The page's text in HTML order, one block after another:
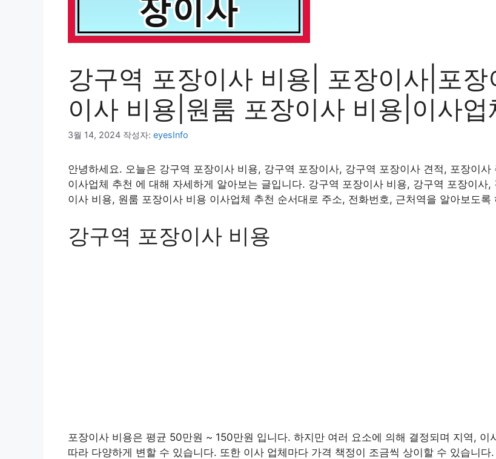
강구역 포장이사 비용| 포장이사|포
이사 비용|원룸 포장이사 비용|이사업
3월 14, 2024 작성자: eyesInfo
안녕하세요. 오늘은 강구역 포장이사 비용, 강구역 포장이사, 강구역 포장이사 견적, 포장이
이사업체 추천 에 대해 자세하게 알아보는 글입니다. 강구역 포장이사 비용, 강구역 포장이
이사 비용, 원룸 포장이사 비용 이사업체 추천 순서대로 주소, 전화번호, 근처역을 알아보도록
강구역 포장이사 비용
포장이사 비용은 평균 50만원 ~ 150만원 입니다. 하지만 여러 요소에 의해 결정되며 지역,
따라 다양하게 변할 수 있습니다. 또한 이사 업체마다 가격 책정이 조금씩 상이할 수 있습니